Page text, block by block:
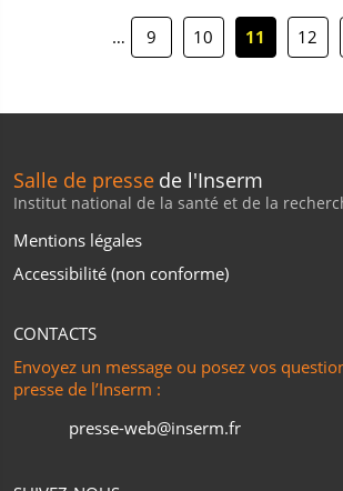
… 9 10 11 12
Salle de presse de l'Inserm
Institut national de la santé et de la
Mentions légales
Accessibilité (non conforme)
CONTACTS
Envoyez un message ou posez vos
presse de l’Inserm :
presse-web@inserm.fr